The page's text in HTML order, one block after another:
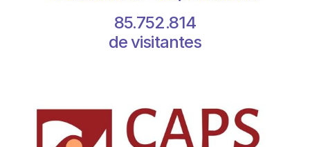
85.752.814
de visitantes